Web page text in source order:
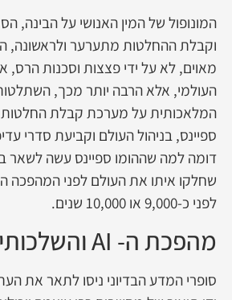
המונופול של המין האנושי על הבינה,
וקבלת ההחלטות מתערער ולראשונה,
מאוים, לא על ידי פצצות וסכנות הרס,
העולמי, אלא הרבה יותר מכך,
המלאכותית על מערכת קבלת החלטות
ספיינס, בניהול העולם וקביעת סדרי
דומה למה שההומו ספיינס עשה לשאר
שחלקו איתו את העולם לפני המהפכה
לפני כ-9,000 או 10,000 שנים.
מהפכת ה- AI והשלכותיה
סופרי המדע הבדיוני ניסו לתאר את